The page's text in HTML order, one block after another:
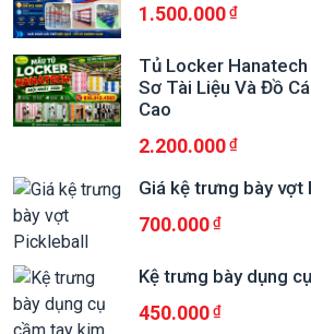
1.500.000
Tủ Locker
Sơ Tài Liệu Và Đồ
Cao
2.200.000
Giá kệ trưng bày vợt
700.000
Kệ trưng bày dụng
450.000